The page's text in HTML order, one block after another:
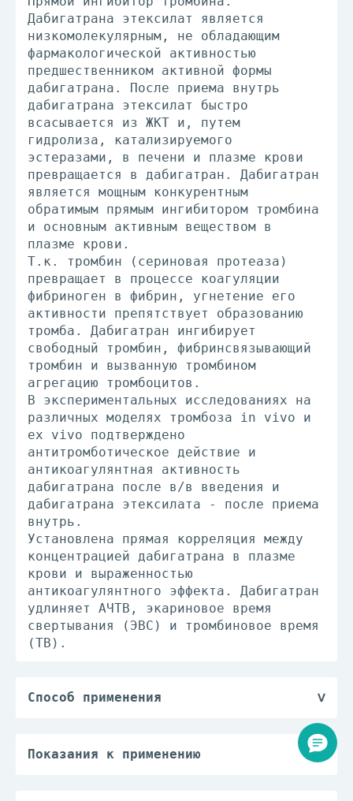
Дабигатрана этексилат является
низкомолекулярным, не обладающим
фармакологической активностью
предшественником активной формы
дабигатрана. После приема внутрь
дабигатрана этексилат быстро
всасывается из ЖКТ и, путем
гидролиза, катализируемого
эстеразами, в печени и плазме крови
превращается в дабигатран. Дабигатран
является мощным конкурентным
обратимым прямым ингибитором тромбина
и основным активным веществом в
плазме крови.
Т.к. тромбин (сериновая протеаза)
превращает в процессе коагуляции
фибриноген в фибрин, угнетение его
активности препятствует образованию
тромба. Дабигатран ингибирует
свободный тромбин, фибринсвязывающий
тромбин и вызванную тромбином
агрегацию тромбоцитов.
В экспериментальных исследованиях на
различных моделях тромбоза in vivo и
ex vivo подтверждено
антитромботическое действие и
антикоагулянтная активность
дабигатрана после в/в введения и
дабигатрана этексилата - после приема
внутрь.
Установлена прямая корреляция между
концентрацией дабигатрана в плазме
крови и выраженностью
антикоагулянтного эффекта. Дабигатран
удлиняет АЧТВ, экариновое время
свертывания (ЭВС) и тромбиновое время
(ТВ).
Способ применения
или 2 раза/сут, независимо от времени
приема пищи, запивая стаканом воды
для облегчения прохождения препарата
Показания к применению